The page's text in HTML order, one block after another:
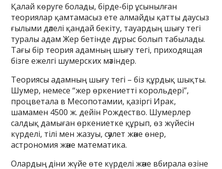
Қалай көруге болады, бірде-бір ұсынылған
теориялар қамтамасыз ете алмайды қатты даусыз
ғылыми дәлелі қандай бекіту, тауардың шығу тегі
туралы адам Жер бетінде дұрыс болып табылады.
Тағы бір теория адамның шығу тегі, приходящая
бізге ежелгі шумерских мәтіндер.
Теориясы адамның шығу тегі – біз құрдық шықты.
Шумер, немесе “жер өркениетті корольдері”,
процветала в Месопотамии, қазіргі Ирак,
шамамен 4500 ж. дейін Рождество. Шумерлер
салдық дамыған өркениетке құрып, өз жүйесін
күрделі, тілі мен жазуы, сәулет және өнер,
астрономия және математика.
Олардың діни жүйе өте күрделі және вбирала өзіне